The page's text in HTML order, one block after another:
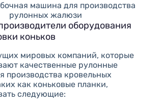
машина для производства
рулонных жалюзи
оборудования
коньков
мировых компаний, которые
качественные рулонные
производства кровельных
как коньковые планки,
следующие: